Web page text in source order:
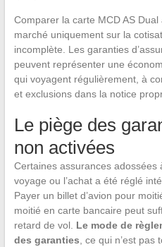
Comparer la carte MCD AS Dual
marché uniquement sur la
incomplète. Les garanties
peuvent représenter une
qui voyagent régulièrement, à
et exclusions dans la notice
Le piège des
non activées
Certaines assurances adossées
voyage ou l’achat a été réglé
Payer un billet d’avion pour
moitié en carte bancaire peut
retard de vol. Le mode de
des garanties , ce qui n’est